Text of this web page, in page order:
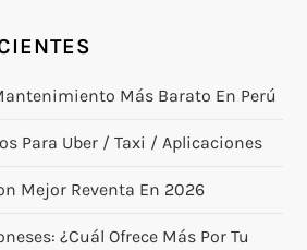
Más Barato En Perú
Para Uber / Taxi / Aplicaciones
Mejor Reventa En 2026
¿cuál Ofrece Más Por Tu